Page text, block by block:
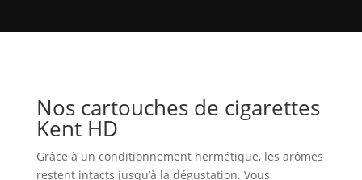
Nos cartouches de cigarettes
Kent HD
Grâce à un conditionnement hermétique, les arômes
restent intacts jusqu’à la dégustation. Vous